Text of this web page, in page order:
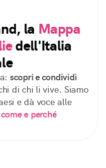
la Mappa
dell'Italia
scopri e condividi
di chi li vive. Siamo
e dà voce alle
e perché